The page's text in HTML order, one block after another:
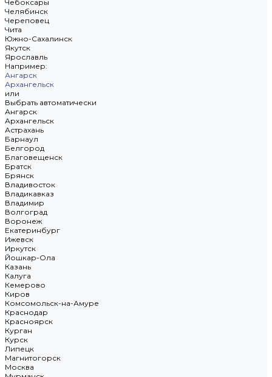
Чебоксары
Челябинск
Череповец
Чита
Южно-Сахалинск
Якутск
Ярославль
Например:
Ангарск
Архангельск
или
Выбрать автоматически
Ангарск
Архангельск
Астрахань
Барнаул
Белгород
Благовещенск
Братск
Брянск
Владивосток
Владикавказ
Владимир
Волгоград
Воронеж
Екатеринбург
Ижевск
Иркутск
Йошкар-Ола
Казань
Калуга
Кемерово
Киров
Комсомольск-на-Амуре
Краснодар
Красноярск
Курган
Курск
Липецк
Магнитогорск
Москва